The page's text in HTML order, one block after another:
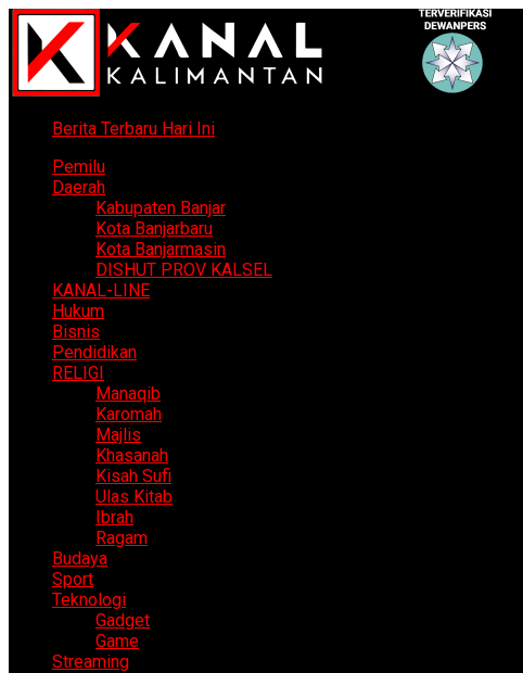
Berita Terbaru Hari Ini
Pemilu
Daerah
Kabupaten Banjar
Kota Banjarbaru
Kota Banjarmasin
DISHUT PROV KALSEL
KANAL-LINE
Hukum
Bisnis
Pendidikan
RELIGI
Manaqib
Karomah
Majlis
Khasanah
Kisah Sufi
Ulas Kitab
Ibrah
Ragam
Budaya
Sport
Teknologi
Gadget
Game
Streaming